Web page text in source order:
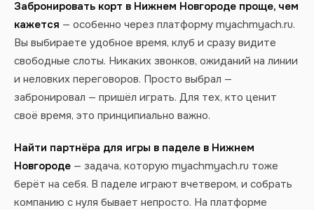
Забронировать корт в Нижнем Новгороде проще, чем
кажется — особенно через платформу myachmyach.ru.
Вы выбираете удобное время, клуб и сразу видите
свободные слоты. Никаких звонков, ожиданий на линии
и неловких переговоров. Просто выбрал —
забронировал — пришёл играть. Для тех, кто ценит
своё время, это принципиально важно.
Найти партнёра для игры в паделе в Нижнем
Новгороде — задача, которую myachmyach.ru тоже
берёт на себя. В паделе играют вчетвером, и собрать
компанию с нуля бывает непросто. На платформе